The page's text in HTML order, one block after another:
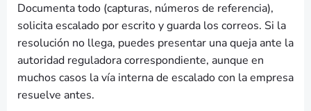
Documenta todo (capturas, números de referencia),
solicita escalado por escrito y guarda los correos. Si la
resolución no llega, puedes presentar una queja ante la
autoridad reguladora correspondiente, aunque en
muchos casos la vía interna de escalado con la empresa
resuelve antes.